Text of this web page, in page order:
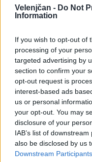
Velenjčan - Do Not
Information
If you wish to opt-out of
processing of your
targeted advertising by
section to confirm your
opt-out request is
interest-based ads
us or personal
your opt-out. You may
disclosure of your
IAB’s list of
also be disclosed by us
Downstream Participants
8.
Opozorilo:Po 297.
posameznik kazensko
sovraštva, nasilja ali